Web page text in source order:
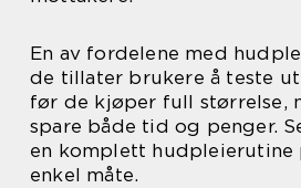
En av fordelene med
de tillater brukere å teste
før de kjøper full størrelse,
spare både tid og penger.
en komplett hudpleierutine
enkel måte.